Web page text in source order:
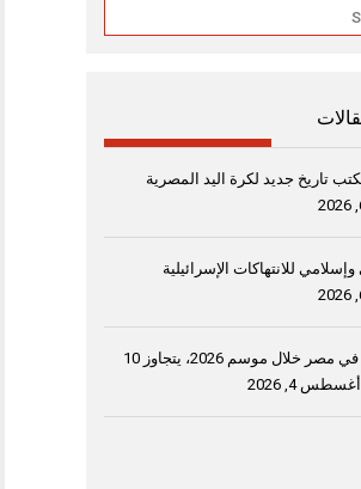
تاريخ جديد لكرة اليد المصرية
للانتهاكات الإسرائيلية
إنتاج القمح في مصر خلال موسم 2026، يتجاوز 10
أغسطس 4, 2026